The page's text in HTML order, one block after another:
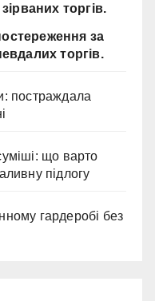
торгів.
за
торгів.
постраждала
що варто
підлогу
гардеробі без